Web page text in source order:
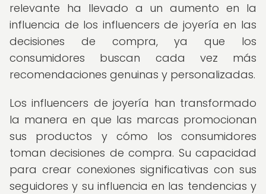
relevante ha llevado a un aumento en la
influencia de los influencers de joyería en las
decisiones de compra, ya que los
consumidores buscan cada vez más
recomendaciones genuinas y personalizadas.
Los influencers de joyería han transformado
la manera en que las marcas promocionan
sus productos y cómo los consumidores
toman decisiones de compra. Su capacidad
para crear conexiones significativas con sus
seguidores y su influencia en las tendencias y